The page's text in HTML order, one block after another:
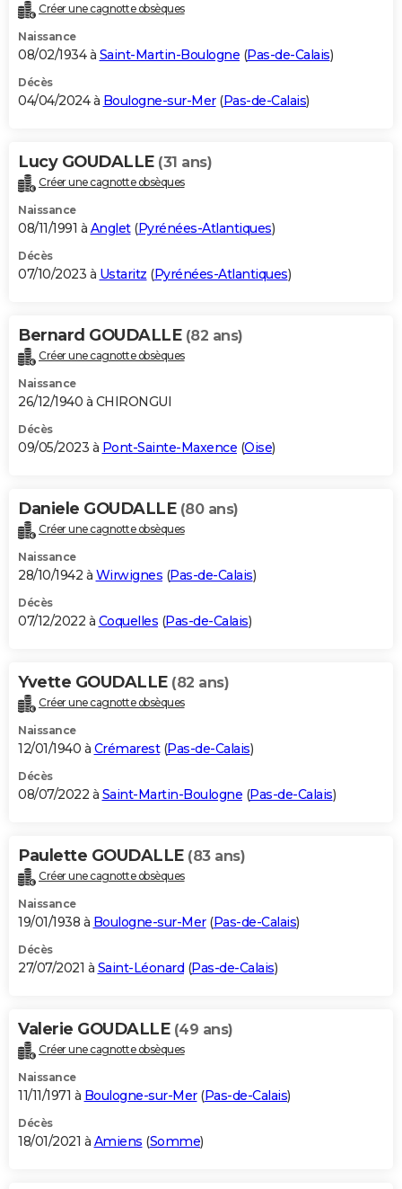
Créer une cagnotte obsèques
Naissance
08/02/1934 à Saint-Martin-Boulogne (Pas-de-Calais)
Décès
04/04/2024 à Boulogne-sur-Mer(Pas-de-Calais)
Lucy GOUDALLE (31 ans)
Créer une cagnotte obsèques
Naissance
08/11/1991 à Anglet(Pyrénées-Atlantiques)
Décès
07/10/2023 à Ustaritz (Pyrénées-Atlantiques)
Bernard GOUDALLE (82 ans)
Créer une cagnotte obsèques
Naissance
26/12/1940 à CHIRONGUI
Décès
09/05/2023 à Pont-Sainte-Maxence (Oise)
Daniele GOUDALLE (80 ans)
Créer une cagnotte obsèques
Naissance
28/10/1942 à Wirwignes (Pas-de-Calais)
Décès
07/12/2022 à Coquelles (Pas-de-Calais)
Yvette GOUDALLE (82 ans)
Créer une cagnotte obsèques
Naissance
12/01/1940 à Crémarest(Pas-de-Calais)
Décès
08/07/2022 à Saint-Martin-Boulogne (Pas-de-Calais)
Paulette GOUDALLE (83 ans)
Créer une cagnotte obsèques
Naissance
19/01/1938 à Boulogne-sur-Mer(Pas-de-Calais)
Décès
27/07/2021 à Saint-Léonard (Pas-de-Calais)
Valerie GOUDALLE (49 ans)
Créer une cagnotte obsèques
Naissance
11/11/1971 à Boulogne-sur-Mer(Pas-de-Calais)
Décès
18/01/2021 à Amiens (Somme)